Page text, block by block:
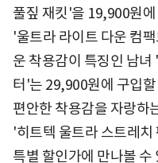
풀짚 재킷'을 19,900원
'울트라 라이트 다운 컴
운 착용감이 특징인 남녀
터'는 29,900원에 구입
편안한 착용감을 자랑하
'히트텍 울트라 스트레
특별 할인가에 만나볼 수